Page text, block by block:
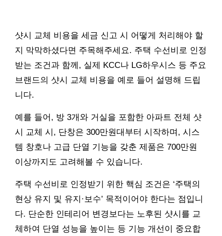
샷시 교체 비용을 세금 신고 시 어떻게 처리해야 할
지 막막하셨다면 주목해주세요. 주택 수선비로 인정
받는 조건과 함께, 실제 KCC나 LG하우시스 등 주요
브랜드의 샷시 교체 비용을 예로 들어 설명해 드립
니다.
예를 들어, 방 3개와 거실을 포함한 아파트 전체 샷
시 교체 시, 단창은 300만원대부터 시작하며, 시스
템 창호나 고급 단열 기능을 갖춘 제품은 700만원
이상까지도 고려해볼 수 있습니다.
주택 수선비로 인정받기 위한 핵심 조건은 ‘주택의
현상 유지 및 유지·보수’ 목적이어야 한다는 점입니
다. 단순한 인테리어 변경보다는 노후된 샷시를 교
체하여 단열 성능을 높이는 등 기능 개선이 중요합